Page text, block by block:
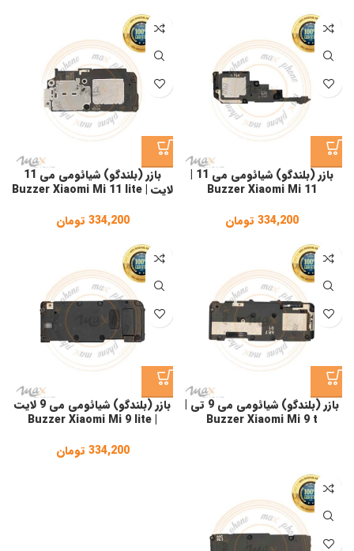
بازر (بلندگو) شیائومی می 11 |
Buzzer Xiaomi Mi 11
334,200 تومان
بازر (بلندگو) شیائومی می 11
لایت | Buzzer Xiaomi Mi 11 lite
334,200 تومان
بازر (بلندگو) شیائومی می 9 تی |
Buzzer Xiaomi Mi 9 t
بازر (بلندگو) شیائومی می 9 لایت
| Buzzer Xiaomi Mi 9 lite
334,200 تومان